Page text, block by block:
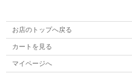
お店のトップへ戻る
カートを見る
マイページへ